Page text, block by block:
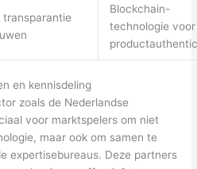
transparantie
Blockchain-
technologie voor
en kennisdeling
zoals de Nederlandse
voor marktspelers om niet
maar ook om samen te
expertisebureaus. Deze partners